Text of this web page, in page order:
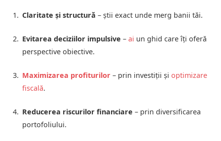
Claritate și structură – știi exact unde merg banii tăi.
Evitarea deciziilor impulsive – ai un ghid care îți oferă
perspective obiective.
Maximizarea profiturilor – prin investiții și optimizare
fiscală.
Reducerea riscurilor financiare – prin diversificarea
portofoliului.